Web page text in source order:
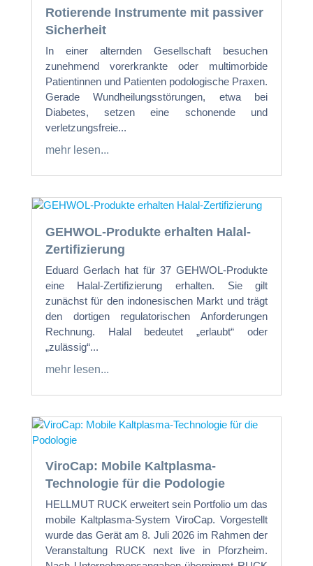
Rotierende Instrumente mit passiver
Sicherheit
In einer alternden Gesellschaft besuchen
zunehmend vorerkrankte oder multimorbide
Patientinnen und Patienten podologische Praxen.
Gerade Wundheilungsstörungen, etwa bei
Diabetes, setzen eine schonende und
verletzungsfreie...
mehr lesen...
GEHWOL-Produkte erhalten Halal-
Zertifizierung
Eduard Gerlach hat für 37 GEHWOL-Produkte
eine Halal-Zertifizierung erhalten. Sie gilt
zunächst für den indonesischen Markt und trägt
den dortigen regulatorischen Anforderungen
Rechnung. Halal bedeutet „erlaubt“ oder
„zulässig“...
mehr lesen...
ViroCap: Mobile Kaltplasma-
Technologie für die Podologie
HELLMUT RUCK erweitert sein Portfolio um das
mobile Kaltplasma-System ViroCap. Vorgestellt
wurde das Gerät am 8. Juli 2026 im Rahmen der
Veranstaltung RUCK next live in Pforzheim.